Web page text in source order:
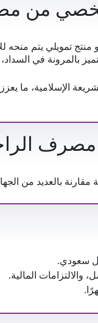
من
تمويلي يتم منحه
بالمرونة في
الإسلامية، ما
بالعديد من
والالتزامات المالية.